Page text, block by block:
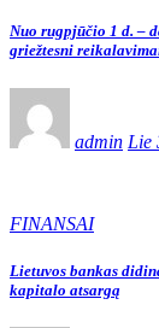
Nuo rugpjūčio 1 d. –
griežtesni
admin Lie
FINANSAI
Lietuvos bankas
kapitalo atsargą